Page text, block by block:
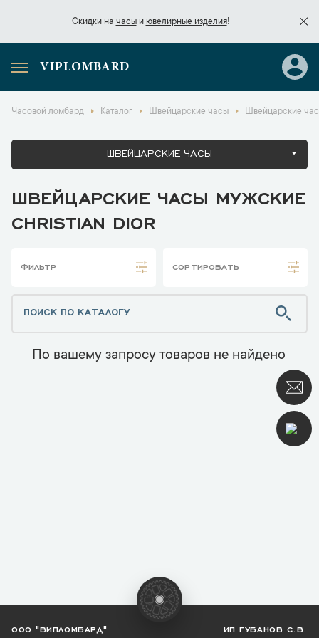
Скидки на часыи ювелирные изделия!
Скидки начасы
VIPLOMBARD
Часовой ломбард Каталог Швейцарские часы Швейцарские
ШВЕЙЦАРСКИЕ ЧАСЫ
ШВЕЙЦАРСКИЕ ЧАСЫ МУЖСКИЕ
CHRISTIAN DIOR
ФИЛЬТР СОРТИРОВАТЬ
По вашему запросу товаров не найдено
ООО "ВИПЛОМБАРД" ИП ГУБАНОВ С.В.